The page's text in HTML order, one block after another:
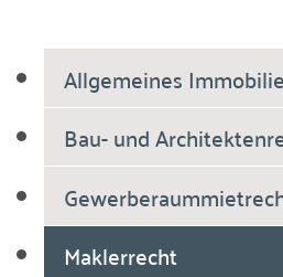
Allgemeines
Bau- und
Maklerrecht